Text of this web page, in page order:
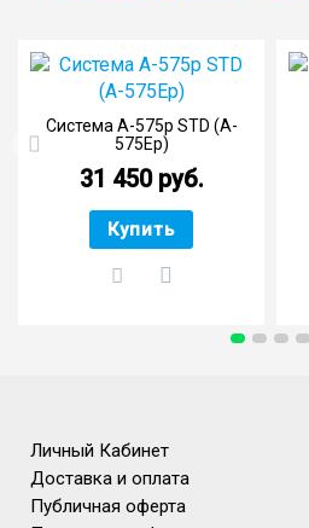
Система A-575p STD (A-
575Ep)
31 450 руб.
Купить
Личный Кабинет
Доставка и оплата
Публичная оферта